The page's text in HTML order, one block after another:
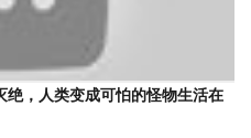
绝，人类变成可怕的怪物生活在